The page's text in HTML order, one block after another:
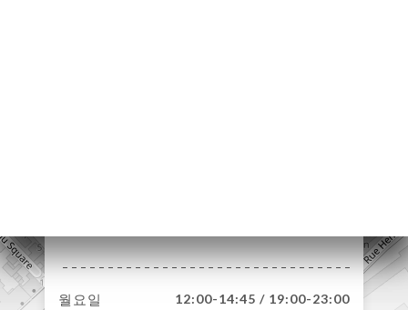
월요일 12:00-14:45 / 19:00-23:00